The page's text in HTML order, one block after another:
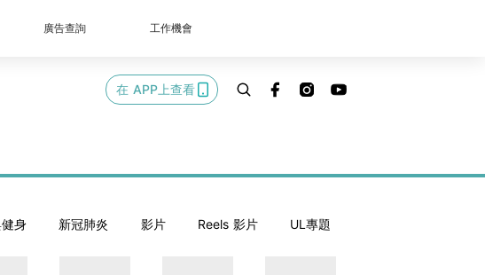
廣告查詢 工作機會
在 APP上查看
身 新冠肺炎 影片 Reels 影片 UL專題